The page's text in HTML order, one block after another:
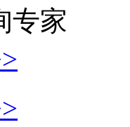
专家